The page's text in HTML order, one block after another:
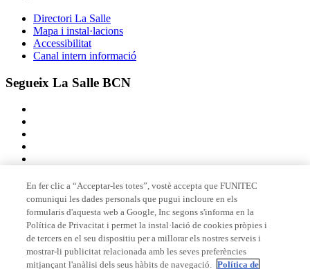
Directori La Salle
Mapa i instal·lacions
Accessibilitat
Canal intern informació
Segueix La Salle BCN
Membre de
Acreditacions
En fer clic a “Acceptar-les totes”, vostè accepta que FUNITEC
comuniqui les dades personals que pugui incloure en els
formularis d'aquesta web a Google, Inc segons s'informa en la
Política de Privacitat i permet la instal·lació de cookies pròpies i
de tercers en el seu dispositiu per a millorar els nostres serveis i
mostrar-li publicitat relacionada amb les seves preferències
mitjançant l'anàlisi dels seus hàbits de navegació. Política de